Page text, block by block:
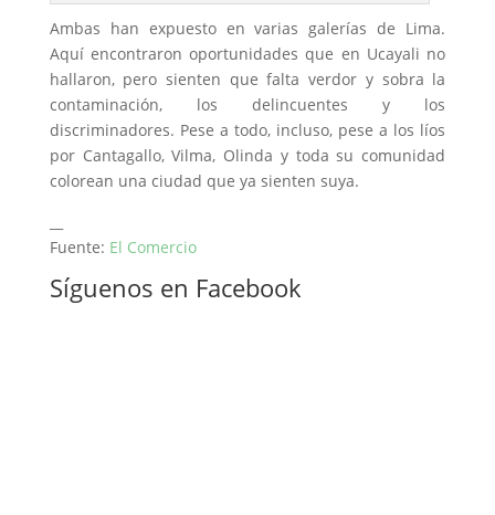
Ambas han expuesto en varias galerías de Lima.
Aquí encontraron oportunidades que en Ucayali no
hallaron, pero sienten que falta verdor y sobra la
contaminación, los delincuentes y los
discriminadores. Pese a todo, incluso, pese a los líos
por Cantagallo, Vilma, Olinda y toda su comunidad
colorean una ciudad que ya sienten suya.
Fuente: El Comercio
Síguenos en Facebook